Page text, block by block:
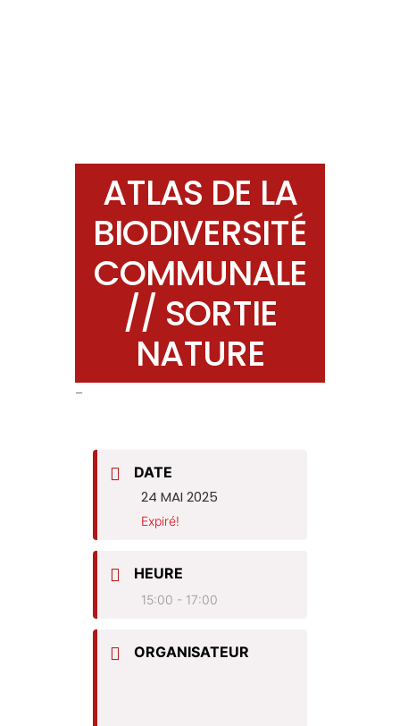
ATLAS DE LA
BIODIVERSITÉ
COMMUNALE
// SORTIE
NATURE
–
DATE
24 MAI 2025
Expiré!
HEURE
15:00 - 17:00
ORGANISATEUR